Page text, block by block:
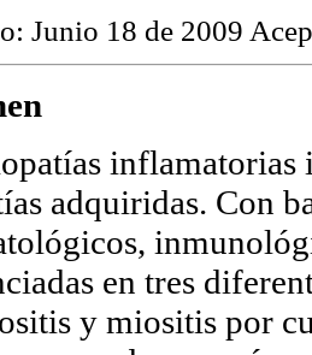
Junio 18 de 2009
inflamatorias
adquiridas. Con
en tres
y miositis por